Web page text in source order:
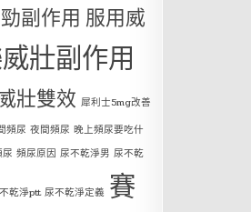
副作用 服用威
壯副作用
壯雙效 犀利士5mg改善
頻尿 夜間頻尿 晚上頻尿要吃什
頻尿原因 尿不乾淨男 尿不乾
乾淨ptt 尿不乾淨定義 賽